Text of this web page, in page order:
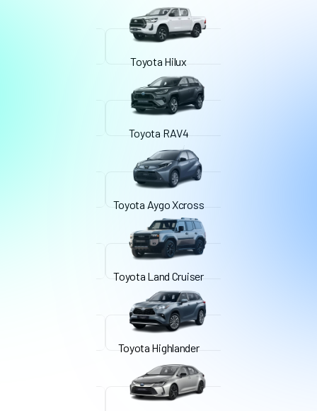
Toyota Hilux
Toyota RAV4
Toyota Aygo Xcross
Toyota Land Cruiser
Toyota Highlander